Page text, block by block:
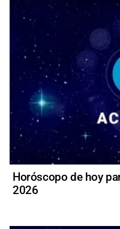
Horóscopo de hoy
2026